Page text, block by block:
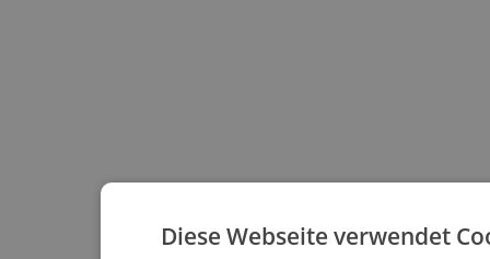
Diese Webseite verwendet